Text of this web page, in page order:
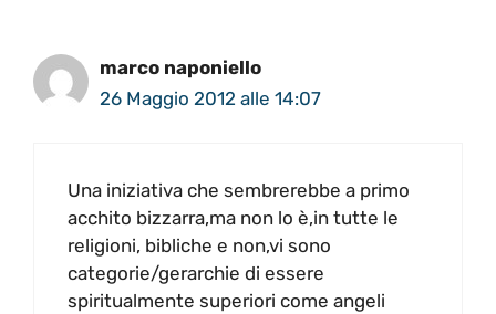
marco naponiello
26 Maggio 2012 alle 14:07
Una iniziativa che sembrerebbe a primo
acchito bizzarra,ma non lo è,in tutte le
religioni, bibliche e non,vi sono
categorie/gerarchie di essere
spiritualmente superiori come angeli